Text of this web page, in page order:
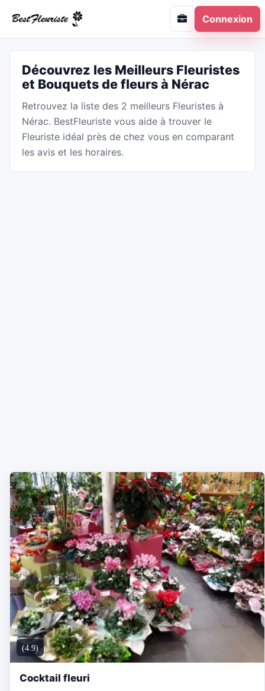
Connexion
Découvrez les Meilleurs Fleuristes
et Bouquets de fleurs à Nérac
Retrouvez la liste des 2 meilleurs Fleuristes à
Nérac. BestFleuriste vous aide à trouver le
Fleuriste idéal près de chez vous en comparant
les avis et les horaires.
(4.9)
Cocktail fleuri